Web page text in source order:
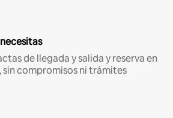
de llegada y salida y reserva en
compromisos ni trámites